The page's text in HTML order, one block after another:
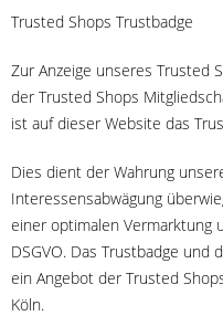
Trusted Shops Trustbadge
Zur Anzeige unseres Trusted
der Trusted Shops
ist auf dieser Website das
Dies dient der Wahrung
Interessensabwägung
einer optimalen Vermarktung
DSGVO. Das Trustbadge
ein Angebot der Trusted
Köln.